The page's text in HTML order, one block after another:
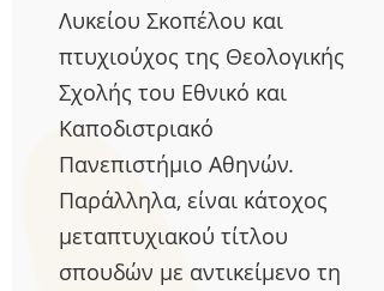
Λυκείου Σκοπέλου και
πτυχιούχος της Θεολογικής
Σχολής του Εθνικό και
Καποδιστριακό
Πανεπιστήμιο Αθηνών.
Παράλληλα, είναι κάτοχος
μεταπτυχιακού τίτλου
σπουδών με αντικείμενο τη